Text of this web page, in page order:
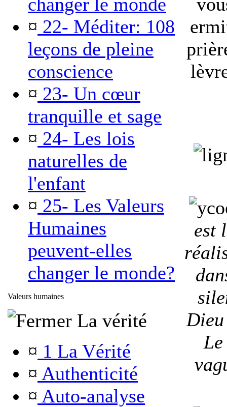
¤ 22- Méditer: 108
leçons de pleine
conscience
¤ 23- Un cœur
tranquille et sage
¤ 24- Les lois
naturelles de
l'enfant
¤ 25- Les Valeurs
Humaines
peuvent-elles
changer le monde?
Valeurs humaines
La vérité
¤ 1 La Vérité
¤ Authenticité
¤ Auto-analyse
est
Dieu